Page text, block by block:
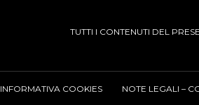
TUTTI I CONTENUTI DEL
INFORMATIVA COOKIES NOTE LEGALI –